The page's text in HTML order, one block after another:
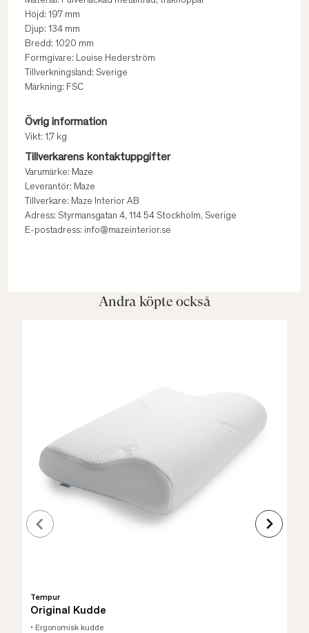
Höjd: 197 mm
Djup: 134 mm
Bredd: 1020 mm
Formgivare: Louise Hederström
Tillverkningsland: Sverige
Märkning: FSC
Övrig information
Vikt: 1,7 kg
Tillverkarens kontaktuppgifter
Varumärke: Maze
Leverantör: Maze
Tillverkare: Maze Interior AB
Adress: Styrmansgatan 4, 114 54 Stockholm, Sverige
E-postadress: info@mazeinterior.se
Andra köpte också
Tempur
Original Kudde
• Ergonomisk kudde